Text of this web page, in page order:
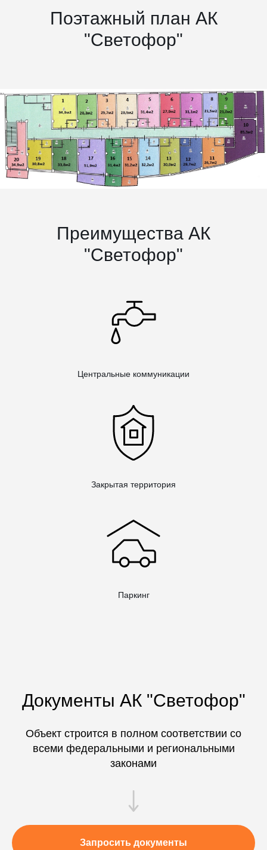
Поэтажный план АК
"Светофор"
Преимущества АК
"Светофор"
Центральные коммуникации
Закрытая территория
Паркинг
Документы АК "Светофор"
Объект строится в полном соответствии со
всеми федеральными и региональными
законами
Запросить документы